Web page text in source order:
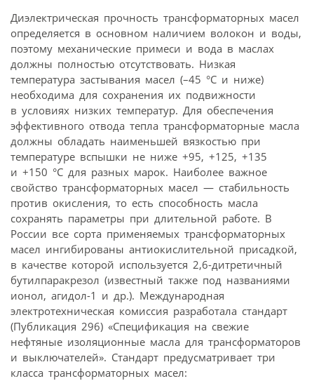
Диэлектрическая прочность трансформаторных масел
определяется в основном наличием волокон и воды,
поэтому механические примеси и вода в маслах
должны полностью отсутствовать. Низкая
температура застывания масел (–45 °С и ниже)
необходима для сохранения их подвижности
в условиях низких температур. Для обеспечения
эффективного отвода тепла трансформаторные масла
должны обладать наименьшей вязкостью при
температуре вспышки не ниже +95, +125, +135
и +150 °С для разных марок. Наиболее важное
свойство трансформаторных масел — стабильность
против окисления, то есть способность масла
сохранять параметры при длительной работе. В
России все сорта применяемых трансформаторных
масел ингибированы антиокислительной присадкой,
в качестве которой используется 2,6-дитретичный
бутилпаракрезол (известный также под названиями
ионол, агидол-1 и др.). Международная
электротехническая комиссия разработала стандарт
(Публикация 296) «Спецификация на свежие
нефтяные изоляционные масла для трансформаторов
и выключателей». Стандарт предусматривает три
класса трансформаторных масел: